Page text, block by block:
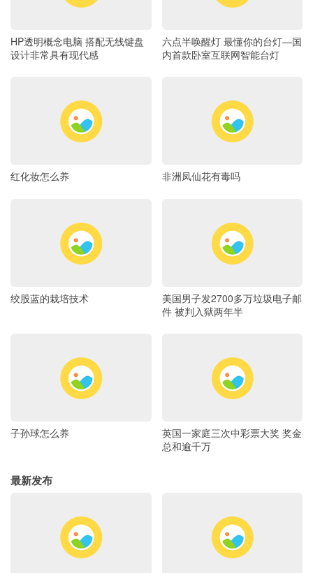
HP透明概念电脑 搭配无线键盘
设计非常具有现代感
六点半唤醒灯 最懂你的台灯—国
内首款卧室互联网智能台灯
红化妆怎么养 非洲凤仙花有毒吗
绞股蓝的栽培技术
美国男子发2700多万垃圾电子邮
件 被判入狱两年半
子孙球怎么养
英国一家庭三次中彩票大奖 奖金
总和逾千万
最新发布